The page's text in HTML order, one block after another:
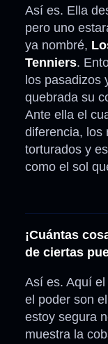
Así es. Ella
pero uno
ya nombré,
Tenniers.
los pasadizos
quebrada su
Ante ella el
diferencia, los
torturados y
como el sol
¡Cuántas
de ciertas
Así es. Aquí
el poder son
estoy segura
muestra la